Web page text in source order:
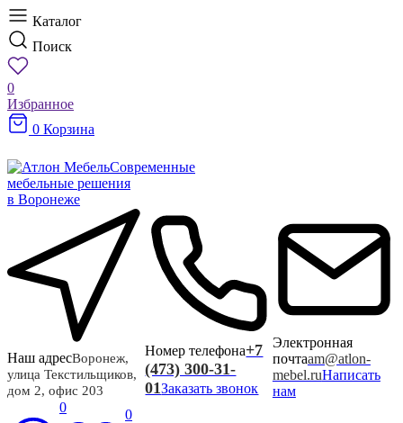
Каталог
Поиск
0
Избранное
0 Корзина
Современные
мебельные решения
в Воронеже
Наш адресВоронеж,
улица Текстильщиков,
дом 2, офис 203
Номер телефона+7
(473) 300-31-
01Заказать звонок
Электронная
почтаam@atlon-
mebel.ruНаписать
нам
0 0